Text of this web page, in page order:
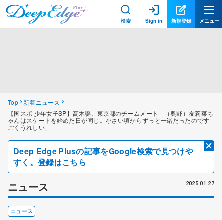
検索 Sign in 新規登録 メニュー
Top 新着ニュース
【国スポ 少年女子SP】高木謡、東京都のチームメート「（奥野）友莉菜ち
ゃんはスケートを始めた日が同じ。小さい頃からずっと一緒だったのです
ごくうれしい」
Deep Edge Plusの記事をGoogle検索で見つけや
すく。登録はこちら
ニュース 2025.01.27
ニュース